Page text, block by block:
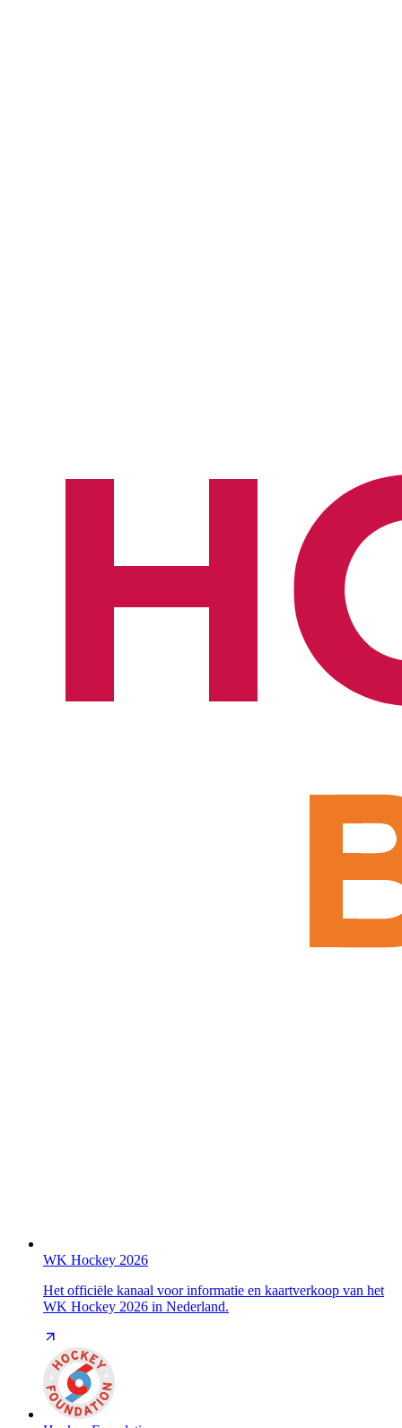
WK Hockey 2026
Het officiële kanaal voor informatie en kaartverkoop van het
WK Hockey 2026 in Nederland.